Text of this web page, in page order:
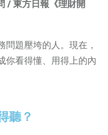
/ 東方日報《理財開
題壓垮的人。現在，
你看得懂、用得上的內
聽？